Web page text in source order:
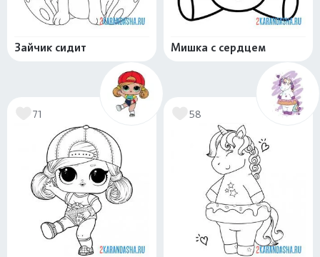
Зайчик сидит Мишка с сердцем
71 58